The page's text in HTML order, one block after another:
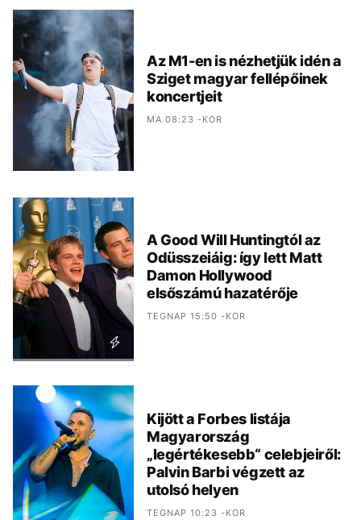
Az M1-en is nézhetjük idén a
Sziget magyar fellépőinek
koncertjeit
MA 08:23 -KOR
A Good Will Huntingtól az
Odüsszeiáig: így lett Matt
Damon Hollywood
elsőszámú hazatérője
TEGNAP 15:50 -KOR
Kijött a Forbes listája
Magyarország
„legértékesebb“ celebjeiről:
Palvin Barbi végzett az
utolsó helyen
TEGNAP 10:23 -KOR